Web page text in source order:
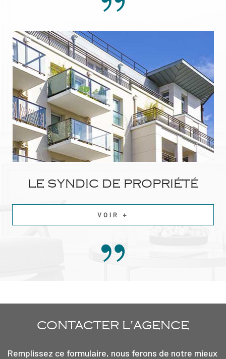
LE SYNDIC DE PROPRIÉTÉ
VOIR +
CONTACTER L'AGENCE
Remplissez ce formulaire, nous ferons de notre mieux